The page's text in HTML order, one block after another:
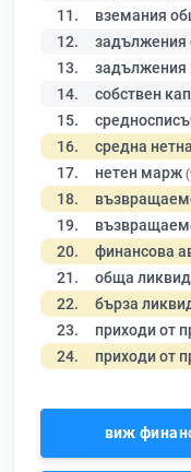
11. вземания
12. задължения
13. задължения
14. собствен
15.
16. средна
17. нетен марж
18.
19.
20. финансова
21. обща
22. бърза
23. приходи от
24. приходи от
виж